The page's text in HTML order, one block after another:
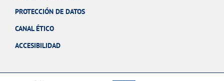
PROTECCIÓN DE DATOS
CANAL ÉTICO
ACCESIBILIDAD